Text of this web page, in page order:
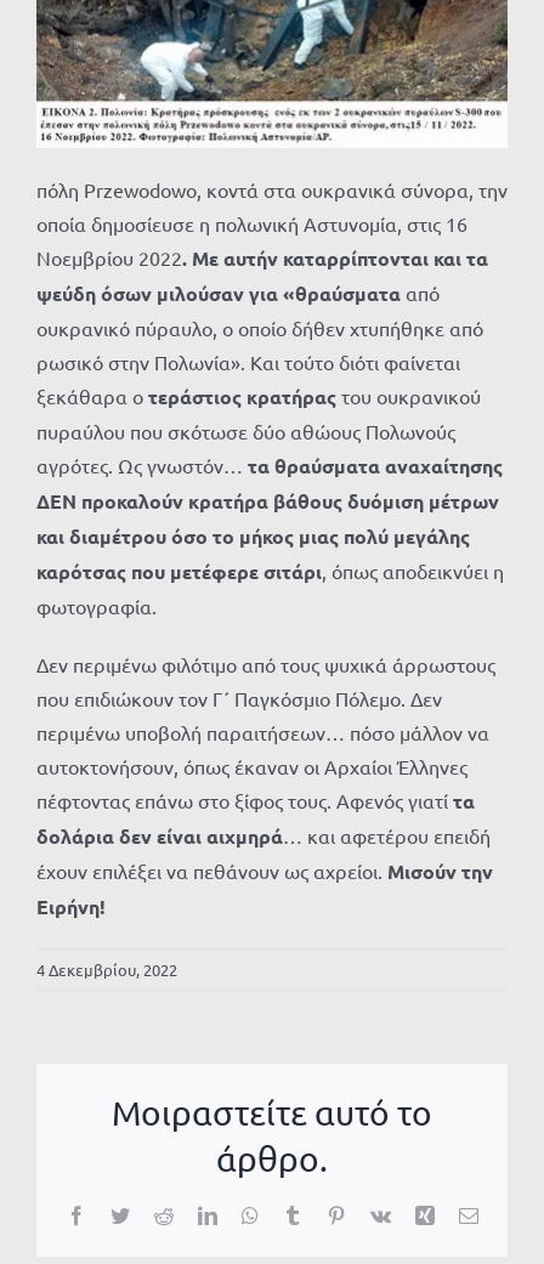
πόλη Przewodowo, κοντά στα ουκρανικά σύνορα, την
οποία δημοσίευσε η πολωνική Αστυνομία, στις 16
Νοεμβρίου 2022. Με αυτήν καταρρίπτονται και τα
ψεύδη όσων μιλούσαν για «θραύσματα από
ουκρανικό πύραυλο, ο οποίο δήθεν χτυπήθηκε από
ρωσικό στην Πολωνία». Και τούτο διότι φαίνεται
ξεκάθαρα ο τεράστιος κρατήρας του ουκρανικού
πυραύλου που σκότωσε δύο αθώους Πολωνούς
αγρότες. Ως γνωστόν… τα θραύσματα αναχαίτησης
ΔΕΝ προκαλούν κρατήρα βάθους δυόμιση μέτρων
και διαμέτρου όσο το μήκος μιας πολύ μεγάλης
καρότσας που μετέφερε σιτάρι, όπως αποδεικνύει η
φωτογραφία.
Δεν περιμένω φιλότιμο από τους ψυχικά άρρωστους
που επιδιώκουν τον Γ΄ Παγκόσμιο Πόλεμο. Δεν
περιμένω υποβολή παραιτήσεων… πόσο μάλλον να
αυτοκτονήσουν, όπως έκαναν οι Αρχαίοι Έλληνες
πέφτοντας επάνω στο ξίφος τους. Αφενός γιατί τα
δολάρια δεν είναι αιχμηρά… και αφετέρου επειδή
έχουν επιλέξει να πεθάνουν ως αχρείοι. Μισούν την
Ειρήνη!
4 Δεκεμβρίου, 2022
Μοιραστείτε αυτό το
άρθρο.
Facebook
TwitterRedditLinkedInWhatsApp
TumblrPinterest
Vk Xing Email